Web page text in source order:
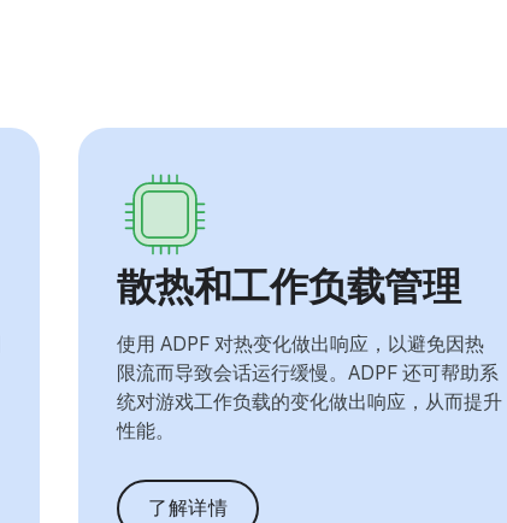
散热和工作负载管理
使用 ADPF 对热变化做出响应，以避免因热
限流而导致会话运行缓慢。ADPF 还可帮助系
统对游戏工作负载的变化做出响应，从而提升
性能。
了解详情